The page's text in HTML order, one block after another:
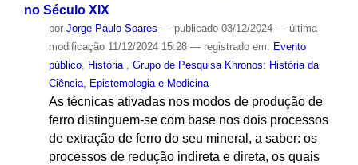
no Século XIX
por Jorge Paulo Soares — publicado03/12/2024 — última
modificação11/12/2024 15:28 — registrado em: Evento
público, História , Grupo de Pesquisa Khronos: História da
Ciência, Epistemologia e Medicina
As técnicas ativadas nos modos de produção de
ferro distinguem-se com base nos dois processos
de extração de ferro do seu mineral, a saber: os
processos de redução indireta e direta, os quais